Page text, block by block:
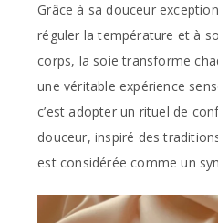
Grâce à sa douceur
réguler la température et à
corps, la soie transforme
une véritable expérience
c’est adopter un rituel de
douceur, inspiré des
est considérée comme un